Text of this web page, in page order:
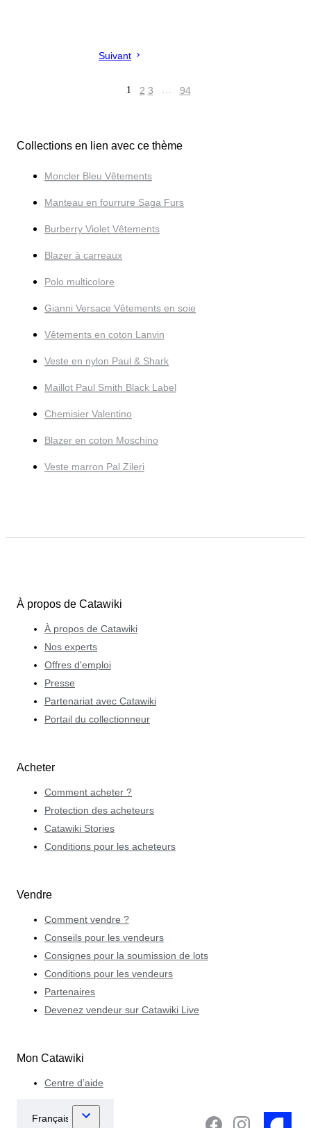
Suivant
1 2 3 … 94
Collections en lien avec ce thème
Moncler Bleu Vêtements
Manteau en fourrure Saga Furs
Burberry Violet Vêtements
Blazer à carreaux
Polo multicolore
Gianni Versace Vêtements en soie
Vêtements en coton Lanvin
Veste en nylon Paul & Shark
Maillot Paul Smith Black Label
Chemisier Valentino
Blazer en coton Moschino
Veste marron Pal Zileri
À propos de Catawiki
À propos de Catawiki
Nos experts
Offres d'emploi
Presse
Partenariat avec Catawiki
Portail du collectionneur
Acheter
Comment acheter ?
Protection des acheteurs
Catawiki Stories
Conditions pour les acheteurs
Vendre
Comment vendre ?
Conseils pour les vendeurs
Consignes pour la soumission de lots
Conditions pour les vendeurs
Partenaires
Devenez vendeur sur Catawiki Live
Mon Catawiki
Centre d’aide